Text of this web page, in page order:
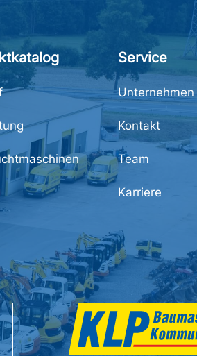
Service
Unternehmen
Kontakt
Team
Karriere